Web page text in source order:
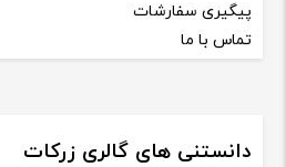
پیگیری سفارشات
تماس با ما
دانستنی های گالری زرکات